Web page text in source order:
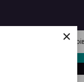
×
Доставка і оплата